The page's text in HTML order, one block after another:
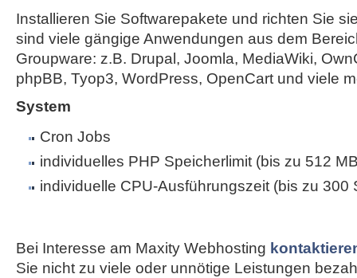
Installieren Sie Softwarepakete und richten Sie
sind viele gängige Anwendungen aus dem
Groupware: z.B. Drupal, Joomla, MediaWiki,
phpBB, Tyop3, WordPress, OpenCart und viele
System
Cron Jobs
individuelles PHP Speicherlimit (bis zu 512
individuelle CPU-Ausführungszeit (bis zu 300
Bei Interesse am Maxity Webhosting
Sie nicht zu viele oder unnötige Leistungen